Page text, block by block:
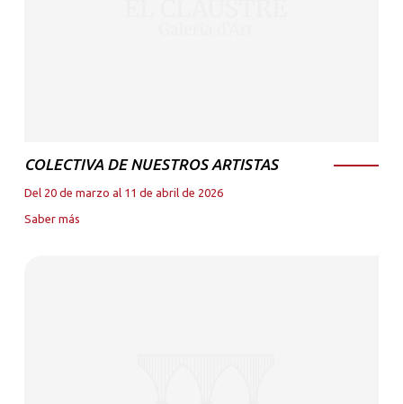
COLECTIVA DE NUESTROS ARTISTAS
Del 20 de marzo al 11 de abril de 2026
Saber más